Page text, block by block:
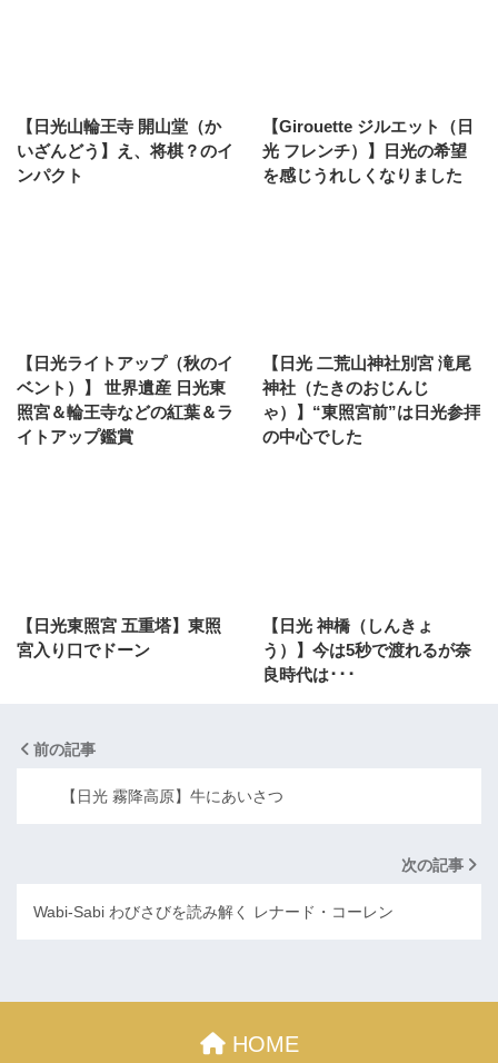
【日光山輪王寺 開山堂（か
いざんどう】え、将棋？のイ
ンパクト
【Girouette ジルエット（日
光 フレンチ）】日光の希望
を感じうれしくなりました
【日光ライトアップ（秋のイ
ベント）】 世界遺産 日光東
照宮＆輪王寺などの紅葉＆ラ
イトアップ鑑賞
【日光 二荒山神社別宮 滝尾
神社（たきのおじんじ
ゃ）】“東照宮前”は日光参拝
の中心でした
【日光東照宮 五重塔】東照
宮入り口でドーン
【日光 神橋（しんきょ
う）】今は5秒で渡れるが奈
良時代は･･･
前の記事
【日光 霧降高原】牛にあいさつ
次の記事
Wabi-Sabi わびさびを読み解く レナード・コーレン
HOME